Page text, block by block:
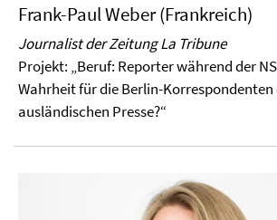
Frank-Paul Weber (Frankreich)
Journalist der Zeitung La Tribune
Projekt: „Beruf: Reporter während der
Wahrheit fürdie Berlin-Korrespondenten
ausländischen Presse?“